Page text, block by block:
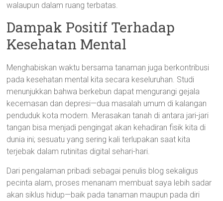
walaupun dalam ruang terbatas.
Dampak Positif Terhadap
Kesehatan Mental
Menghabiskan waktu bersama tanaman juga berkontribusi
pada kesehatan mental kita secara keseluruhan. Studi
menunjukkan bahwa berkebun dapat mengurangi gejala
kecemasan dan depresi—dua masalah umum di kalangan
penduduk kota modern. Merasakan tanah di antara jari-jari
tangan bisa menjadi pengingat akan kehadiran fisik kita di
dunia ini; sesuatu yang sering kali terlupakan saat kita
terjebak dalam rutinitas digital sehari-hari.
Dari pengalaman pribadi sebagai penulis blog sekaligus
pecinta alam, proses menanam membuat saya lebih sadar
akan siklus hidup—baik pada tanaman maupun pada diri